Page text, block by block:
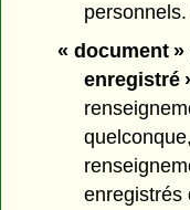
« document »
enregistré
enregistrés